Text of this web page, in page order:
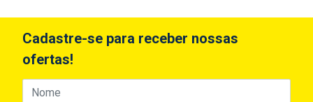
Cadastre-se para receber nossas
ofertas!